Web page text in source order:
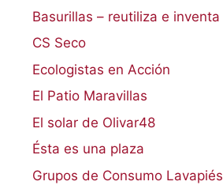
Basurillas – reutiliza e inventa
CS Seco
Ecologistas en Acción
El Patio Maravillas
El solar de Olivar48
Ésta es una plaza
Grupos de Consumo Lavapiés